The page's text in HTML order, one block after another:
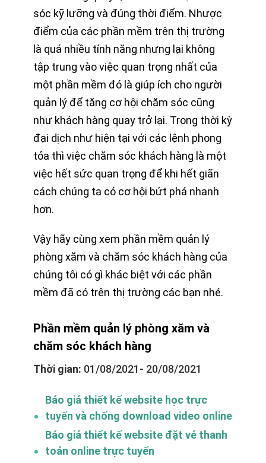
sóc kỹ lưỡng và đúng thời điểm. Nhược
điểm của các phần mềm trên thị trường
là quá nhiều tính năng nhưng lại không
tập trung vào việc quan trọng nhất của
một phần mềm đó là giúp ích cho người
quản lý để tăng cơ hội chăm sóc cũng
như khách hàng quay trở lại. Trong thời kỳ
đại dịch như hiện tại với các lệnh phong
tỏa thì việc chăm sóc khách hàng là một
việc hết sức quan trọng để khi hết giãn
cách chúng ta có cơ hội bứt phá nhanh
hơn.
Vậy hãy cùng xem phần mềm quản lý
phòng xăm và chăm sóc khách hàng của
chúng tôi có gì khác biệt với các phần
mềm đã có trên thị trường các bạn nhé.
Phần mềm quản lý phòng xăm và
chăm sóc khách hàng
Thời gian: 01/08/2021- 20/08/2021
Báo giá thiết kế website học trực
tuyến và chống download video online
Báo giá thiết kế website đặt vé thanh
toán online trực tuyến